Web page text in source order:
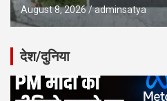
August 8, 2026 adminsatya
देश/दुनिया